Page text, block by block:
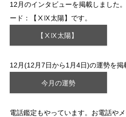
12月のインタビューを掲載しました
ード：【ⅩⅨ太陽】です。
【ⅩⅨ太陽】
12月(12月7日から1月4日)の運勢を掲
今月の運勢
電話鑑定もやっています。お電話や